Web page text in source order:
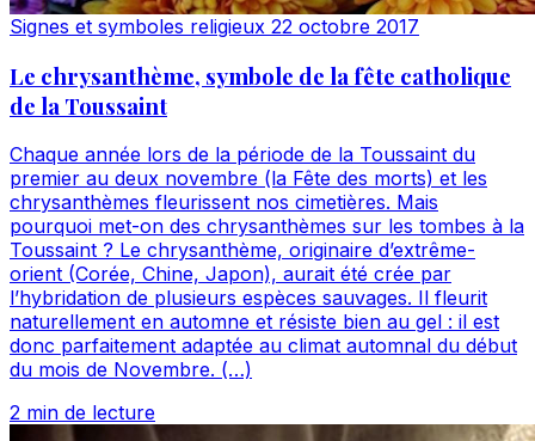
Signes et symboles religieux 22 octobre 2017
Le chrysanthème, symbole de la fête catholique
de la Toussaint
Chaque année lors de la période de la Toussaint du
premier au deux novembre (la Fête des morts) et les
chrysanthèmes fleurissent nos cimetières. Mais
pourquoi met-on des chrysanthèmes sur les tombes à la
Toussaint ? Le chrysanthème, originaire d’extrême-
orient (Corée, Chine, Japon), aurait été crée par
l’hybridation de plusieurs espèces sauvages. Il fleurit
naturellement en automne et résiste bien au gel : il est
donc parfaitement adaptée au climat automnal du début
du mois de Novembre. (…)
2 min de lecture